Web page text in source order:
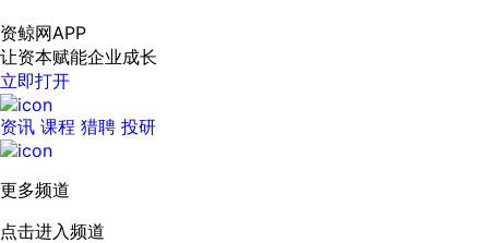
资鲸网APP
让资本赋能企业成长
立即打开
资讯 课程 猎聘 投研
更多频道
点击进入频道